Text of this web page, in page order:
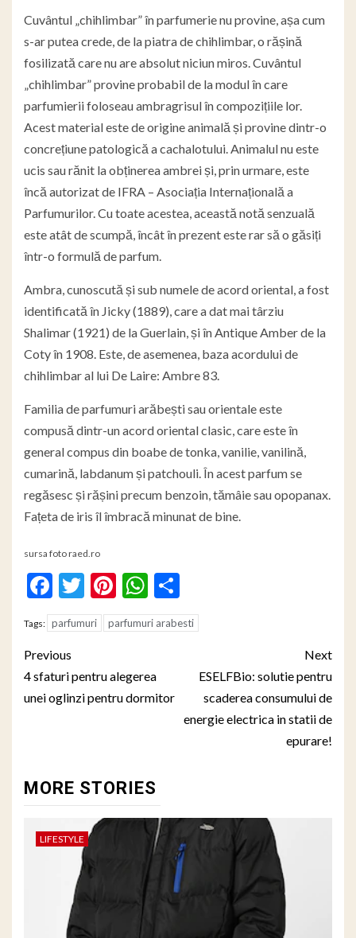
Cuvântul „chihlimbar” în parfumerie nu provine, așa cum
s-ar putea crede, de la piatra de chihlimbar, o rășină
fosilizată care nu are absolut niciun miros. Cuvântul
„chihlimbar” provine probabil de la modul în care
parfumierii foloseau ambragrisul în compozițiile lor.
Acest material este de origine animală și provine dintr-o
concrețiune patologică a cachalotului. Animalul nu este
ucis sau rănit la obținerea ambrei și, prin urmare, este
încă autorizat de IFRA – Asociația Internațională a
Parfumurilor. Cu toate acestea, această notă senzuală
este atât de scumpă, încât în prezent este rar să o găsiți
într-o formulă de parfum.
Ambra, cunoscută și sub numele de acord oriental, a fost
identificată în Jicky (1889), care a dat mai târziu
Shalimar (1921) de la Guerlain, și în Antique Amber de la
Coty în 1908. Este, de asemenea, baza acordului de
chihlimbar al lui De Laire: Ambre 83.
Familia de parfumuri arăbești sau orientale este
compusă dintr-un acord oriental clasic, care este în
general compus din boabe de tonka, vanilie, vanilină,
cumarină, labdanum și patchouli. În acest parfum se
regăsesc și rășini precum benzoin, tămâie sau opopanax.
Fațeta de iris îl îmbracă minunat de bine.
sursa foto raed.ro
Facebook
Twitter
Pinterest
WhatsApp
Tags: parfumuri parfumuri arabesti
Post
navigation
Previous
4 sfaturi pentru alegerea
unei oglinzi pentru dormitor
Next
ESELFBio: solutie pentru
scaderea consumului de
energie electrica in statii de
epurare!
MORE STORIES
LIFESTYLE